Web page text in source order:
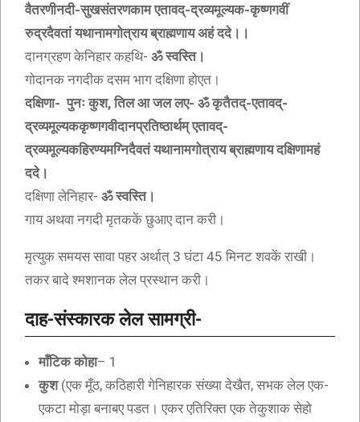
वैतरणीनदी-सुखसंतरणकाम एतावद्-द्रव्यमूल्यक-कृष्णगवीं
रुद्रदैवतां यथानामगोत्राय ब्राह्मणाय अहं ददे।।
दानग्रहण केनिहार कहथि- ॐ स्वस्ति।
गोदानक नगदीक दसम भाग दक्षिणा होएत।
दक्षिणा- पुनः कुश, तिल आ जल लए- ॐ कृतैतद्-एतावद्-
द्रव्यमूल्यककृष्णगवीदानप्रतिष्ठार्थम् एतावद्-
द्रव्यमूल्यकहिरण्यमग्निदैवतं यथानामगोत्राय ब्राह्मणाय दक्षिणामहं
ददे।
दक्षिणा लेनिहार- ॐ स्वस्ति।
गाय अथवा नगदी मृतककें छुआए दान करी।
मृत्युक समयस सावा पहर अर्थात् 3 घंटा 45 मिनट शवकें राखी।
तकर बादे श्मशानक लेल प्रस्थान करी।
दाह-संस्कारक लेल सामग्री-
माँटिक कोहा– 1
कुश(एक मूँठ, कठिहारी गेनिहारक संख्या देखैत, सभक लेल एक-
एकटा मोड़ा बनाबए पडत। एकर एतिरिक्त एक तेकुशाक सेहो